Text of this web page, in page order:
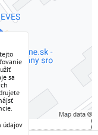
Funkčné
sa
údajov